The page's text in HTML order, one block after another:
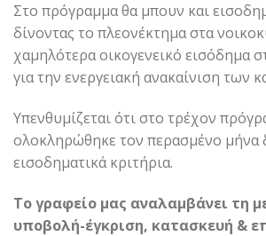
Στο πρόγραμμα θα μπουν και
δίνοντας το πλεονέκτημα στα
χαμηλότερα οικογενεικό εισόδημα
για την ενεργειακή ανακαίνιση των
Υπενθυμίζεται ότι στο τρέχον
ολοκληρώθηκε τον περασμένο μήνα
εισοδηματικά κριτήρια.
Το γραφείο μας αναλαμβάνει τη
υποβολή-έγκριση, κατασκευή &